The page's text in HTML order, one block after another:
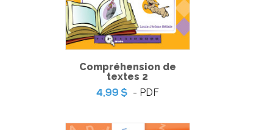
Compréhension de
textes 2
4,99 $ - PDF